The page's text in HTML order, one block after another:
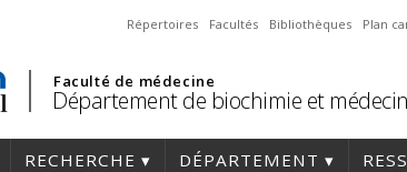
Répertoires Facultés Bibliothèques Plan
Faculté de médecine
Département de biochimie et
RECHERCHE DÉPARTEMENT